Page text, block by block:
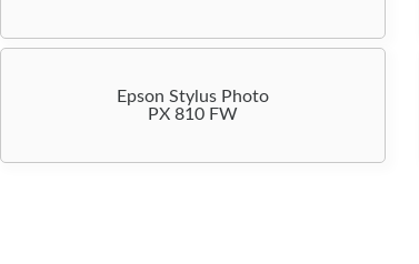
Epson Stylus Photo
PX 810 FW